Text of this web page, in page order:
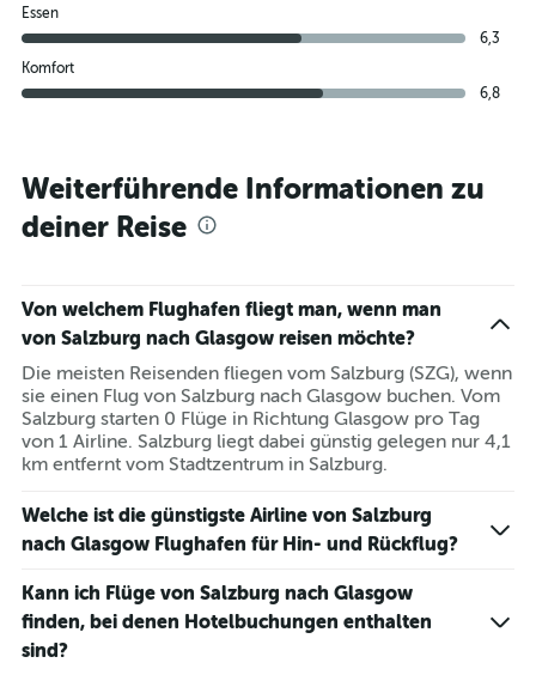
Essen
6,3
Komfort
6,8
Weiterführende Informationen zu
deiner Reise
Von welchem Flughafen fliegt man, wenn man
von Salzburg nach Glasgow reisen möchte?
Die meisten Reisenden fliegen vom Salzburg (SZG), wenn
sie einen Flug von Salzburg nach Glasgow buchen. Vom
Salzburg starten 0 Flüge in Richtung Glasgow pro Tag
von 1 Airline. Salzburg liegt dabei günstig gelegen nur 4,1
km entfernt vom Stadtzentrum in Salzburg.
Welche ist die günstigste Airline von Salzburg
nach Glasgow Flughafen für Hin- und Rückflug?
Kann ich Flüge von Salzburg nach Glasgow
finden, bei denen Hotelbuchungen enthalten
sind?